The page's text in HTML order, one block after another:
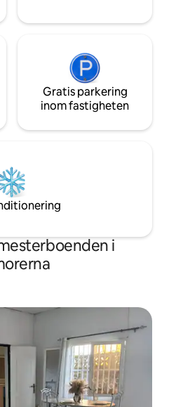
Gratis parkering
inom fastigheten
i